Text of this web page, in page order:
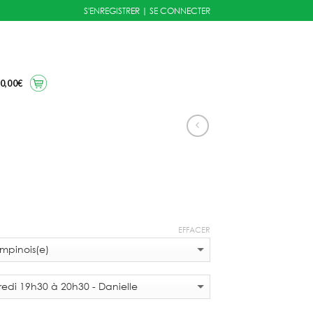
S'ENREGISTRER | SE CONNECTER
0,00€
:
EFFACER